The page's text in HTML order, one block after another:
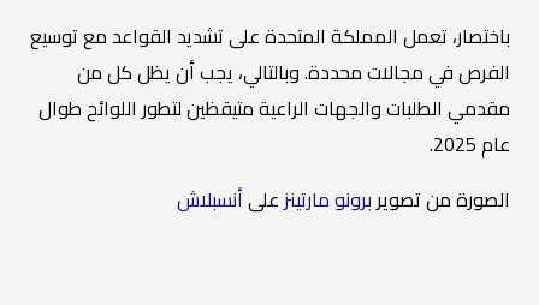
باختصار، تعمل المملكة المتحدة على تشديد القواعد مع توسيع
الفرص في مجالات محددة. وبالتالي، يجب أن يظل كل من
مقدمي الطلبات والجهات الراعية متيقظين لتطور اللوائح طوال
عام 2025.
الصورة من تصوير برونو مارتينز علىأنسبلاش